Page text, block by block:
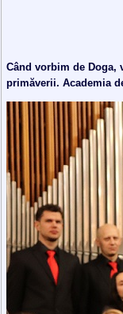
Când vorbim de Doga,
primăverii. Academia